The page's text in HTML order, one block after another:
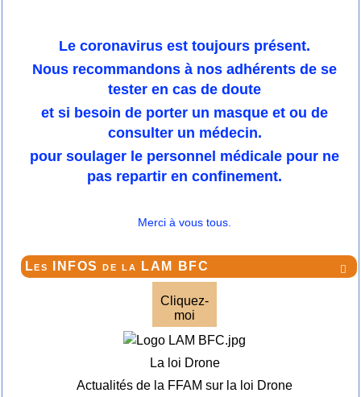
Le coronavirus est toujours présent.
Nous recommandons à nos adhérents de se
tester en cas de doute
et si besoin de porter un masque et ou de
consulter un médecin.
pour soulager le personnel médicale pour ne
pas repartir en confinement.
Merci à vous tous.

Les INFOS de la LAM BFC
Cliquez-
moi
La loi Drone
Actualités de la FFAM sur la loi Drone